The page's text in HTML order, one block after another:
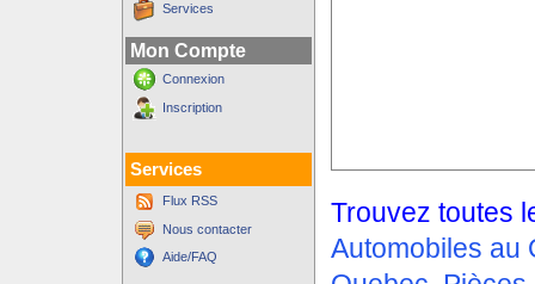
Services
Mon Compte
Connexion
Inscription
Services
Flux RSS
Nous contacter
Aide/FAQ
Trouvez toutes
Automobiles au